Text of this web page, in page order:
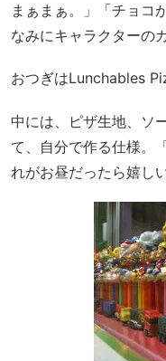
まぁまぁ。」「チョコ
なみにキャラクターの
おつぎはLunchables
中には、ピザ生地、ソ
て、自分で作る仕様。
れがお昼だったら嬉し